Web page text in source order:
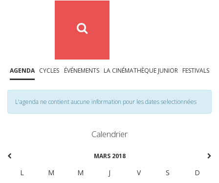
AGENDA CYCLES ÉVÉNEMENTS LA CINÉMATHÈQUE JUNIOR FESTIVALS
L'agenda ne contient aucune information pour les dates selectionnées
Calendrier
MARS 2018
L M M J V S
D